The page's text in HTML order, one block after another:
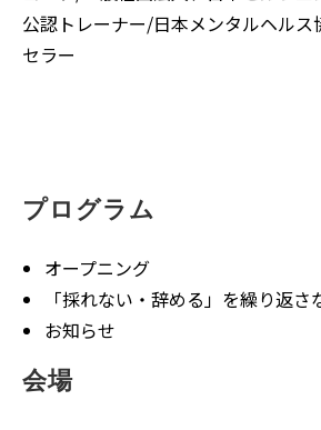
公認トレーナー/日本メンタルヘルス
セラー
プログラム
オープニング
「採れない・辞める」を繰り返さ
お知らせ
会場